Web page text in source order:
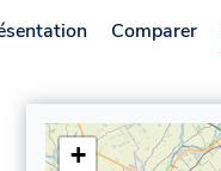
Comparer
+